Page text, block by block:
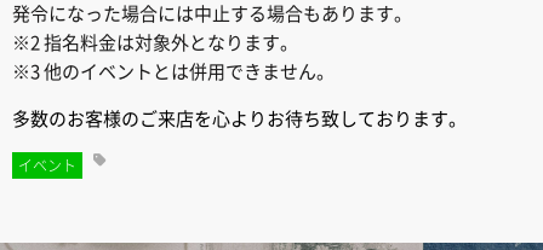
発令になった場合には中止する場合もあります。
※2 指名料金は対象外となります。
※3 他のイベントとは併用できません。
多数のお客様のご来店を心よりお待ち致しております。
イベント